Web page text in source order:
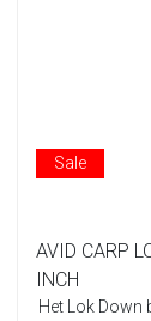
Sale
AVID CARP
INCH
Het Lok Down